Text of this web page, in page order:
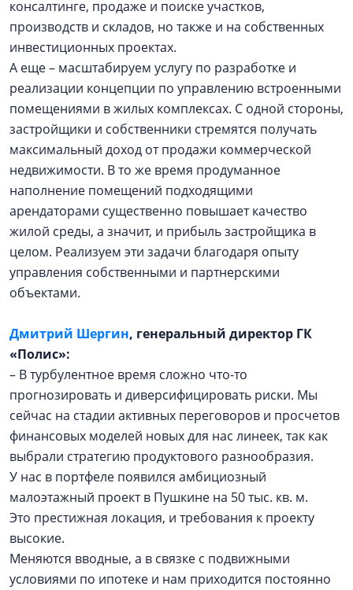
консалтинге, продаже и поиске участков,
производств и складов, но также и на собственных
инвестиционных проектах.
А еще – масштабируем услугу по разработке и
реализации концепции по управлению встроенными
помещениями в жилых комплексах. С одной стороны,
застройщики и собственники стремятся получать
максимальный доход от продажи коммерческой
недвижимости. В то же время продуманное
наполнение помещений подходящими
арендаторами существенно повышает качество
жилой среды, а значит, и прибыль застройщика в
целом. Реализуем эти задачи благодаря опыту
управления собственными и партнерскими
объектами.
Дмитрий Шергин, генеральный директор ГК
«Полис»:
– В турбулентное время сложно что-то
прогнозировать и диверсифицировать риски. Мы
сейчас на стадии активных переговоров и просчетов
финансовых моделей новых для нас линеек, так как
выбрали стратегию продуктового разнообразия.
У нас в портфеле появился амбициозный
малоэтажный проект в Пушкине на 50 тыс. кв. м.
Это престижная локация, и требования к проекту
высокие.
Меняются вводные, а в связке с подвижными
условиями по ипотеке и нам приходится постоянно